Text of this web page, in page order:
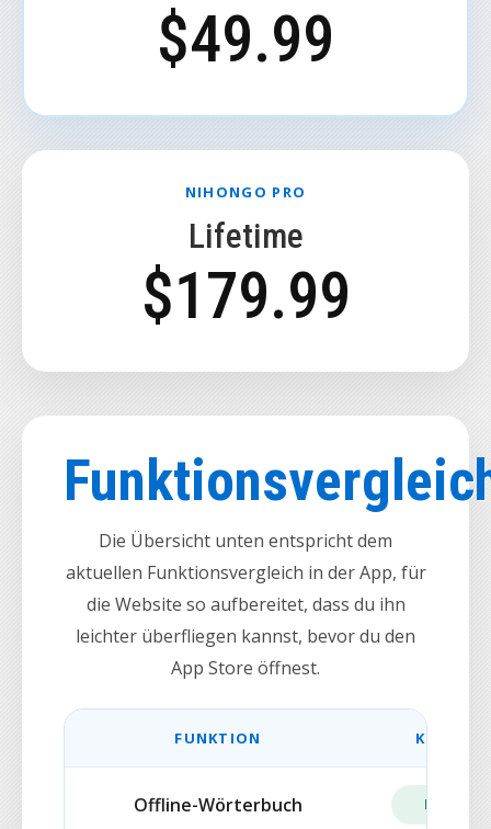
$49.99
NIHONGO PRO
Lifetime
$179.99
Die Übersicht unten entspricht dem
aktuellen Funktionsvergleich in der App, für
die Website so aufbereitet, dass du ihn
leichter überfliegen kannst, bevor du den
App Store öffnest.
FUNKTION
Offline-Wörterbuch